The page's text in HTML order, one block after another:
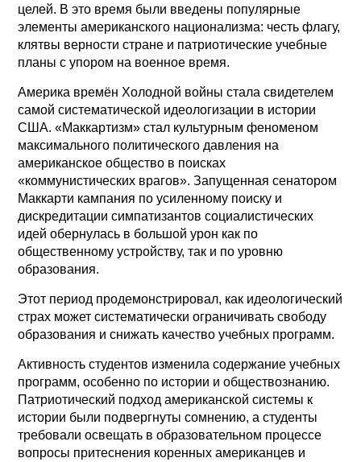
целей. В это время были введены популярные
элементы американского национализма: честь флагу,
клятвы верности стране и патриотические учебные
планы с упором на военное время.
Америка времён Холодной войны стала свидетелем
самой систематической идеологизации в истории
США. «Маккартизм» стал культурным феноменом
максимального политического давления на
американское общество в поисках
«коммунистических врагов». Запущенная сенатором
Маккарти кампания по усиленному поиску и
дискредитации симпатизантов социалистических
идей обернулась в большой урон как по
общественному устройству, так и по уровню
образования.
Этот период продемонстрировал, как идеологический
страх может систематически ограничивать свободу
образования и снижать качество учебных программ.
Активность студентов изменила содержание учебных
программ, особенно по истории и обществознанию.
Патриотический подход американской системы к
истории были подвергнуты сомнению, а студенты
требовали освещать в образовательном процессе
вопросы притеснения коренных американцев и